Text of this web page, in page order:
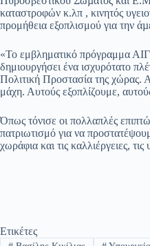
καταστροφών κ.λπ , κινητός
προμήθεια εξοπλισμού για την
«Το εμβληματικό πρόγραμμα
δημιουργήσει ένα ισχυρότατο
Πολιτική Προστασία της χώρας.
μάχη. Αυτούς εξοπλίζουμε,
Όπως τόνισε οι πολλαπλές
πατριωτισμό για να
χωράφια και τις καλλιέργειες,
Ετικέτες